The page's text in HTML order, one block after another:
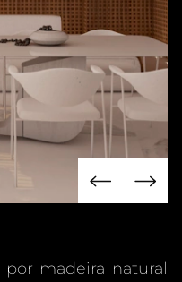
madeira natural